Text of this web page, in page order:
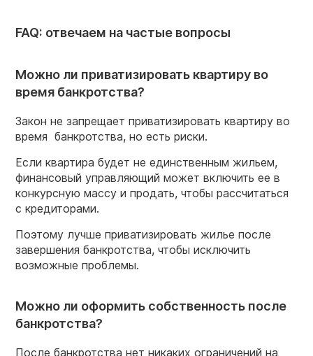
FAQ: отвечаем на частые вопросы
Можно ли приватизировать квартиру во
время банкротства?
Закон не запрещает приватизировать квартиру во
время банкротства, но есть риски.
Если квартира будет не единственным жильем,
финансовый управляющий может включить ее в
конкурсную массу и продать, чтобы рассчитаться
с кредиторами.
Поэтому лучше приватизировать жилье после
завершения банкротства, чтобы исключить
возможные проблемы.
Можно ли оформить собственность после
банкротства?
После банкротства нет никаких ограничений на